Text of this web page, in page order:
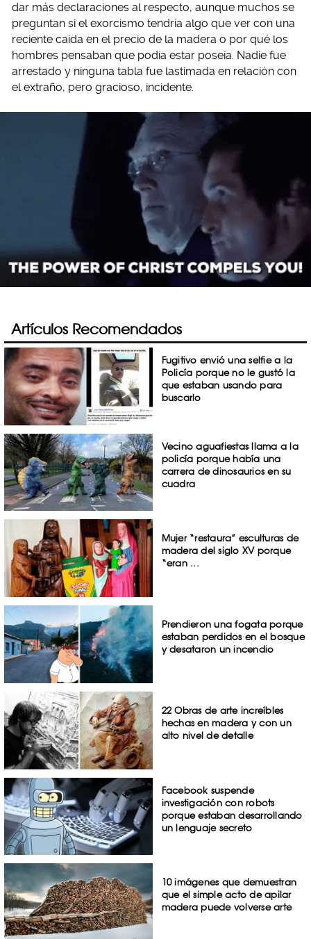
dar más declaraciones al respecto, aunque muchos se
preguntan si el exorcismo tendría algo que ver con una
reciente caída en el precio de la madera o por qué los
hombres pensaban que podía estar poseía. Nadie fue
arrestado y ninguna tabla fue lastimada en relación con
el extraño, pero gracioso, incidente.
Artículos Recomendados
Fugitivo envió una selfie a la
Policía porque no le gustó la
que estaban usando para
buscarlo
Vecino aguafiestas llama a la
policía porque había una
carrera de dinosaurios en su
cuadra
Mujer “restaura” esculturas de
madera del siglo XV porque
“eran ...
Prendieron una fogata porque
estaban perdidos en el bosque
y desataron un incendio
22 Obras de arte increíbles
hechas en madera y con un
alto nivel de detalle
Facebook suspende
investigación con robots
porque estaban desarrollando
un lenguaje secreto
10 imágenes que demuestran
que el simple acto de apilar
madera puede volverse arte